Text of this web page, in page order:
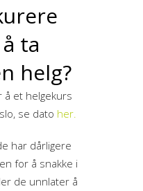
ta
helg?
å et helgekurs
se dato her.
har dårligere
for å snakke i
de unnlater å